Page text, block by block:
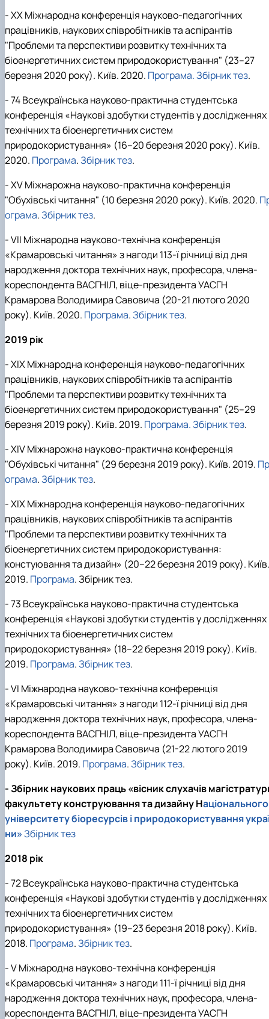
- XХ Міжнародна конференція науково-педагогічних
працівників, наукових співробітників та аспірантів
"Проблеми та перспективи розвитку технічних та
біоенергетичних систем природокористування" (23–27
березня 2020 року). Київ. 2020. Програма.Збірник тез.
- 74 Всеукраїнська науково-практична студентська
конференція «Наукові здобутки студентів у дослідженнях
технічних та біоенергетичних систем
природокористування» (16–20 березня 2020 року). Київ.
2020. Програма.Збірник тез.
- ХV Міжнарожна науково-практична конференція
"Обухівські читання" (10 березня 2020 року). Київ. 2020.
ограма.Збірник тез.
- VІІ Міжнародна науково-технічна конференція
«Крамаровські читання» з нагоди 113-ї річниці від дня
народження доктора технічних наук, професора, члена-
кореспондента ВАСГНІЛ, віце-президента УАСГН
Крамарова Володимира Савовича (20-21 лютого 2020
року). Київ. 2020. Програма.Збірник тез.
2019 рік
- XIХ Міжнародна конференція науково-педагогічних
працівників, наукових співробітників та аспірантів
"Проблеми та перспективи розвитку технічних та
біоенергетичних систем природокористування" (25–29
березня 2019 року). Київ. 2019. Програма.Збірник тез.
- ХІV Міжнарожна науково-практична конференція
"Обухівські читання" (29 березня 2019 року). Київ. 2019. Пр
ограма.Збірник тез.
- XIХ Міжнародна конференція науково-педагогічних
працівників, наукових співробітників та аспірантів
"Проблеми та перспективи розвитку технічних та
біоенергетичних систем природокористування:
констуювання та дизайн» (20–22 березня 2019 року). Київ.
2019. Програма. Збірник тез.
- 73 Всеукраїнська науково-практична студентська
конференція «Наукові здобутки студентів у дослідженнях
технічних та біоенергетичних систем
природокористування» (18–22 березня 2019 року). Київ.
2019. Програма.Збірник тез.
- VІ Міжнародна науково-технічна конференція
«Крамаровські читання» з нагоди 112-ї річниці від дня
народження доктора технічних наук, професора, члена-
кореспондента ВАСГНІЛ, віце-президента УАСГН
Крамарова Володимира Савовича (21-22 лютого 2019
року). Київ. 2019. Програма.Збірник тез.
- Збірник наукових праць «вісник слухачів
факультету конструювання та дизайну Національного
університету біоресурсів і природокористування
ни»Збірник тез
2018 рік
- 72 Всеукраїнська науково-практична студентська
конференція «Наукові здобутки студентів у дослідженнях
технічних та біоенергетичних систем
природокористування» (19–23 березня 2018 року). Київ.
2018. Програма.Збірник тез.
- V Міжнародна науково-технічна конференція
«Крамаровські читання» з нагоди 111-ї річниці від дня
народження доктора технічних наук, професора, члена-
кореспондента ВАСГНІЛ, віце-президента УАСГН